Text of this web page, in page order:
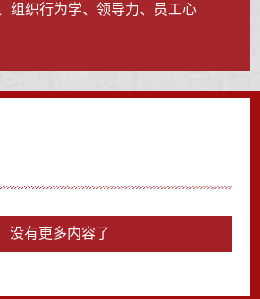
组织行为学、领导力、员工心
没有更多内容了